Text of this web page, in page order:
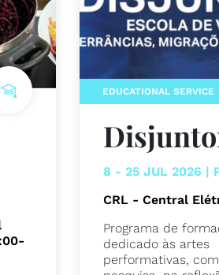
EDUCATIONAL SERVICE
8 - 25 JUL 2026 |
CRL - Central
Programa de
dedicado às artes
performativas,